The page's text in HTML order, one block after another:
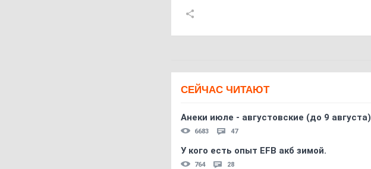
СЕЙЧАС ЧИТАЮТ
Анеки июле - августовские (до 9 августа)
6683 47
У кого есть опыт EFB акб зимой.
764 28